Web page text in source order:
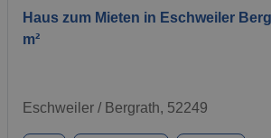
Haus zum Mieten in Eschweiler
m²
Eschweiler / Bergrath, 52249